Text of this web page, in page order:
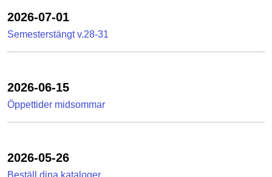
2026-07-01
Semesterstängt v.28-31
2026-06-15
Öppettider midsommar
2026-05-26
Beställ dina kataloger